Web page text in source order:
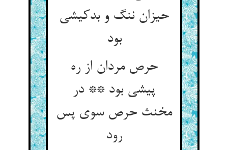
حیزان ننگ و بدکیشی
بود
حرص مردان از ره
پیشی بود ** در
مخنث حرص سوی پس
رود